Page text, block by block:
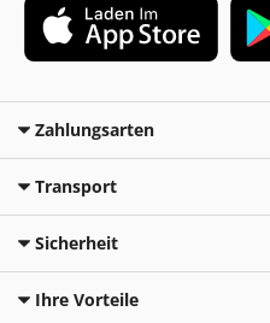
Zahlungsarten
Transport
Sicherheit
Ihre Vorteile